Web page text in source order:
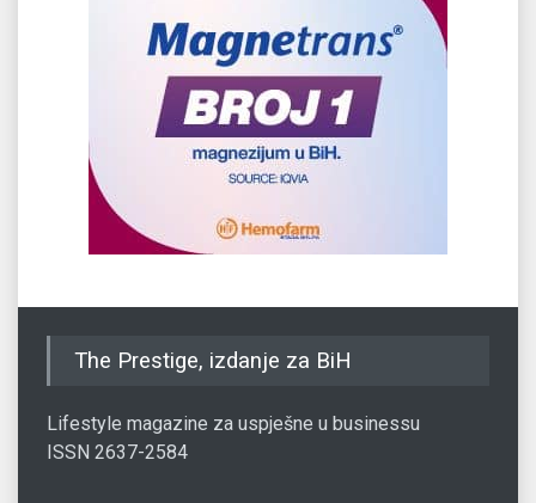
The Prestige, izdanje za BiH
Lifestyle magazine za uspješne u businessu
ISSN 2637-2584